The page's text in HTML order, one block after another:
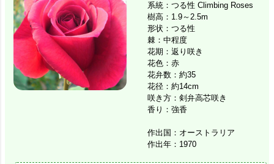
系統：つる性 Climbing Roses
樹高：1.9～2.5m
形状：つる性
棘：中程度
花期：返り咲き
花色：赤
花弁数：約35
花径：約14cm
咲き方：剣弁高芯咲き
香り：強香
作出国：オーストラリア
作出年：1970